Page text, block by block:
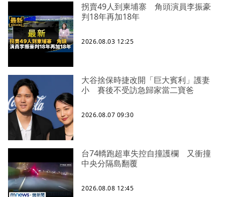
拐賣49人到柬埔寨 角頭演員李振豪
判18年再加18年
2026.08.03 12:25
大谷捨保時捷改開「巨大賓利」護妻
小 賽後不受訪急歸家當二寶爸
2026.08.07 09:30
台74轎跑超車失控自撞護欄 又衝撞
中央分隔島翻覆
2026.08.08 12:45